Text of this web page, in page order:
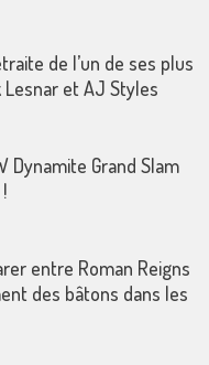
de l’un de ses plus
Lesnar et AJ Styles
Dynamite Grand Slam
entre Roman Reigns
des bâtons dans les